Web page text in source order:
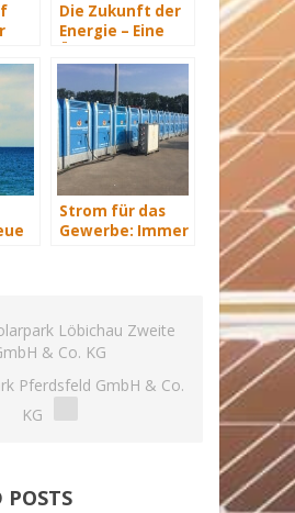
Die Zukunft der
Energie – Eine
Strom für das
Gewerbe: Immer
Löbichau Zweite
& Co. KG
Pferdsfeld GmbH & Co.
KG
POSTS